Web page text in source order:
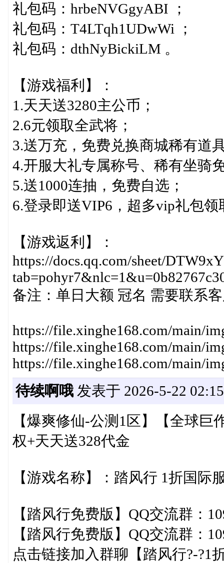
礼包码：hrbeNVGgyABI ；
礼包码：T4LTqh1UDwWi ；
礼包码：dthNyBickiLM 。
【游戏福利】：
1.天天送3280主公币；
2.6元领取全武将；
3.送万充，免费兑换商城稀有道
4.开服大礼专属称号、稀有坐骑
5.送1000连抽，免费自选；
6.登录即送VIP6，超多vip礼包领
【游戏返利】：
https://docs.qq.com/sheet/
备注：单日大额 冠名 需要联系
https://file.xinghe168.com/main/
https://file.xinghe168.com/main/
https://file.xinghe168.com/main/
待续啊哦发表于 2026-5-22
【爆爽修仙-公测1区】【全球
权+天天送328代金
【游戏名称】：踏风行 1折国际
【踏风行免费版】QQ交流群：
【踏风行免费版】QQ交流群：
点击链接加入群聊【踏风行?-?1